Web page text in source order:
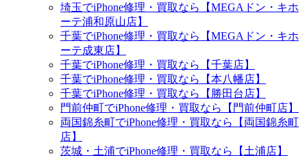
埼玉でiPhone修理・買取なら【MEGAドン・キホ
ーテ浦和原山店】
千葉でiPhone修理・買取なら【MEGAドン・キホ
ーテ成東店】
千葉でiPhone修理・買取なら【千葉店】
千葉でiPhone修理・買取なら【本八幡店】
千葉でiPhone修理・買取なら【勝田台店】
門前仲町でiPhone修理・買取なら【門前仲町店】
両国錦糸町でiPhone修理・買取なら【両国錦糸町
店】
茨城・土浦でiPhone修理・買取なら【土浦店】